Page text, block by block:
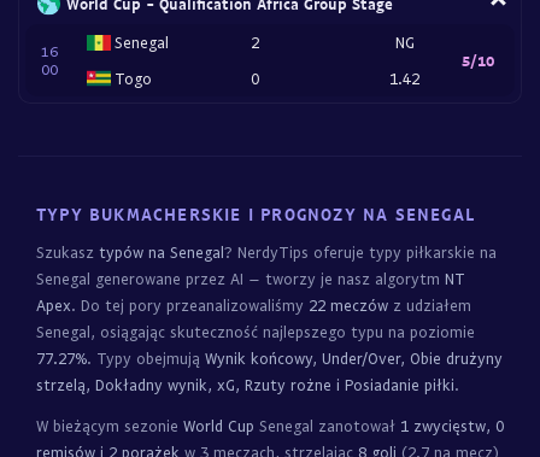
16
00
Senegal
Togo
2
0
NG
1.42
5/10
TYPY BUKMACHERSKIE I PROGNOZY NA SENEGAL
Szukasz typów na Senegal? NerdyTips oferuje typy piłkarskie na
Senegal generowane przez AI – tworzy je nasz algorytm NT
Apex. Do tej pory przeanalizowaliśmy 22 meczów z udziałem
Senegal, osiągając skuteczność najlepszego typu na poziomie
77.27%. Typy obejmują Wynik końcowy, Under/Over, Obie drużyny
strzelą, Dokładny wynik, xG, Rzuty rożne i Posiadanie piłki.
W bieżącym sezonie World Cup Senegal zanotował 1 zwycięstw, 0
remisów i 2 porażek w 3 meczach, strzelając 8 goli (2.7 na mecz)